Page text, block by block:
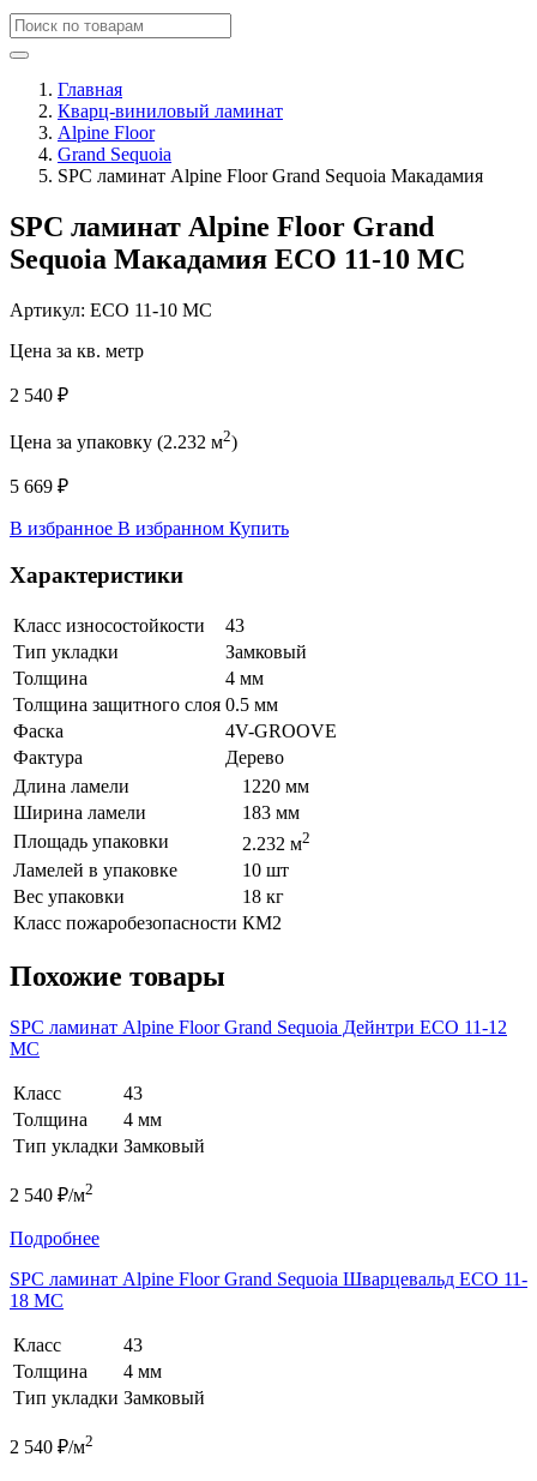
Главная
Кварц-виниловый ламинат
Alpine Floor
Grand Sequoia
SPC ламинат Alpine Floor Grand Sequoia Макадамия
SPC ламинат Alpine Floor Grand
Sequoia Макадамия ECO 11-10 MC
Артикул: ECO 11-10 MC
Цена за кв. метр
2 540 ₽
Цена за упаковку (2.232 м2)
5 669 ₽
В избранное В избранном Купить
Характеристики
Класс износостойкости
43
Тип укладки
Замковый
Толщина
4 мм
Толщина защитного слоя 0.5 мм
Фаска
4V-GROOVE
Фактура
Дерево
Длина ламели
1220 мм
Ширина ламели
183 мм
Площадь упаковки
2.232 м2
Ламелей в упаковке
10 шт
Вес упаковки
18 кг
Класс пожаробезопасности КМ2
Похожие товары
SPC ламинат Alpine Floor Grand Sequoia Дейнтри ECO 11-12
MC
Класс
43
Толщина
4 мм
Тип укладки Замковый
2 540 ₽/м2
Подробнее
SPC ламинат Alpine Floor Grand Sequoia Шварцевальд ECO 11-
18 MC
Класс
43
Толщина
4 мм
Тип укладки Замковый
2 540 ₽/м2